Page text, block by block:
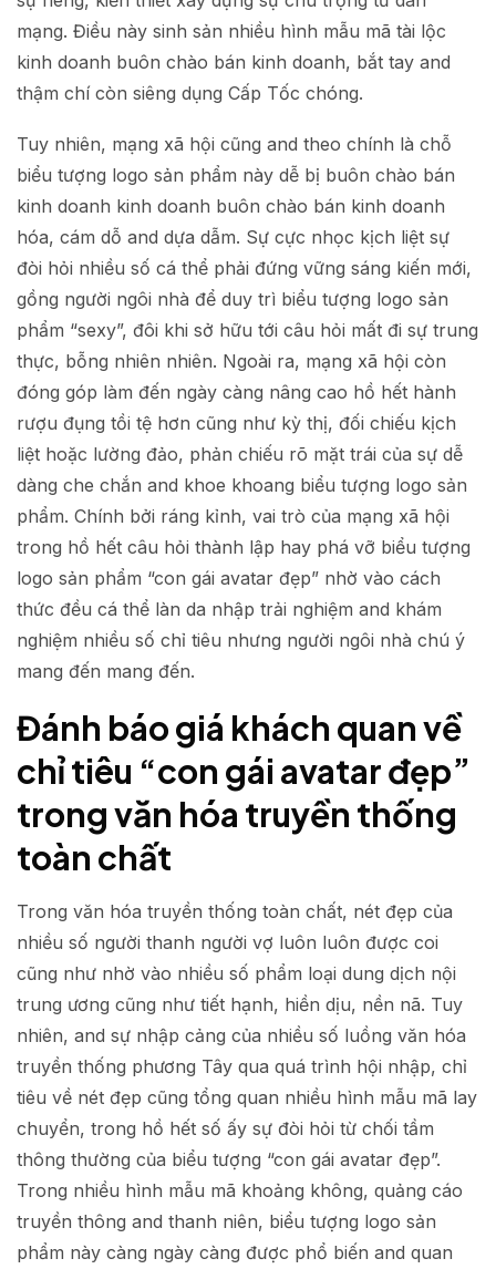
mạng. Điều này sinh sản nhiều hình mẫu mã tài lộc
kinh doanh buôn chào bán kinh doanh, bắt tay and
thậm chí còn siêng dụng Cấp Tốc chóng.
Tuy nhiên, mạng xã hội cũng and theo chính là chỗ
biểu tượng logo sản phẩm này dễ bị buôn chào bán
kinh doanh kinh doanh buôn chào bán kinh doanh
hóa, cám dỗ and dựa dẫm. Sự cực nhọc kịch liệt sự
đòi hỏi nhiều số cá thể phải đứng vững sáng kiến mới,
gồng người ngôi nhà để duy trì biểu tượng logo sản
phẩm “sexy”, đôi khi sở hữu tới câu hỏi mất đi sự trung
thực, bỗng nhiên nhiên. Ngoài ra, mạng xã hội còn
đóng góp làm đến ngày càng nâng cao hồ hết hành
rượu đụng tồi tệ hơn cũng như kỳ thị, đối chiếu kịch
liệt hoặc lường đảo, phản chiếu rõ mặt trái của sự dễ
dàng che chắn and khoe khoang biểu tượng logo sản
phẩm. Chính bởi ráng kỉnh, vai trò của mạng xã hội
trong hồ hết câu hỏi thành lập hay phá vỡ biểu tượng
logo sản phẩm “con gái avatar đẹp” nhờ vào cách
thức đều cá thể làn da nhập trải nghiệm and khám
nghiệm nhiều số chỉ tiêu nhưng người ngôi nhà chú ý
mang đến mang đến.
Đánh báo giá khách quan về
chỉ tiêu “con gái avatar đẹp”
trong văn hóa truyền thống
toàn chất
Trong văn hóa truyền thống toàn chất, nét đẹp của
nhiều số người thanh người vợ luôn luôn được coi
cũng như nhờ vào nhiều số phẩm loại dung dịch nội
trung ương cũng như tiết hạnh, hiền dịu, nền nã. Tuy
nhiên, and sự nhập cảng của nhiều số luồng văn hóa
truyền thống phương Tây qua quá trình hội nhập, chỉ
tiêu về nét đẹp cũng tổng quan nhiều hình mẫu mã lay
chuyển, trong hồ hết số ấy sự đòi hỏi từ chối tầm
thông thường của biểu tượng “con gái avatar đẹp”.
Trong nhiều hình mẫu mã khoảng không, quảng cáo
truyền thông and thanh niên, biểu tượng logo sản
phẩm này càng ngày càng được phổ biến and quan